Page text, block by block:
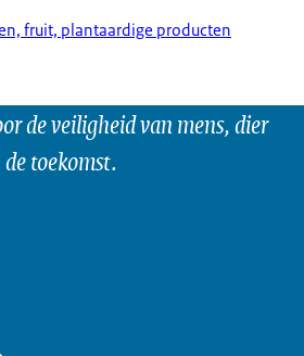
fruit, plantaardige producten
de veiligheid van mens, dier
toekomst.